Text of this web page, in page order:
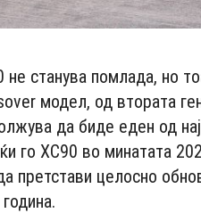
не станува помлада, но
модел, од втората
да биде еден од
го XC90 во минатата
претстави целосно